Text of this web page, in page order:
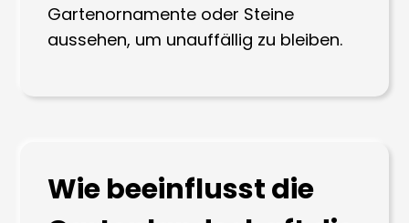
Gartenornamente oder Steine
aussehen, um unauffällig zu bleiben.
Wie beeinflusst die